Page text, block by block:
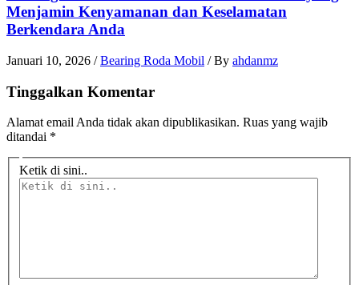
Menjamin Kenyamanan dan Keselamatan
Berkendara Anda
Januari 10, 2026 /Bearing Roda Mobil / By ahdanmz
Tinggalkan Komentar
Alamat email Anda tidak akan dipublikasikan. Ruas yang wajib
ditandai *
Ketik di sini..